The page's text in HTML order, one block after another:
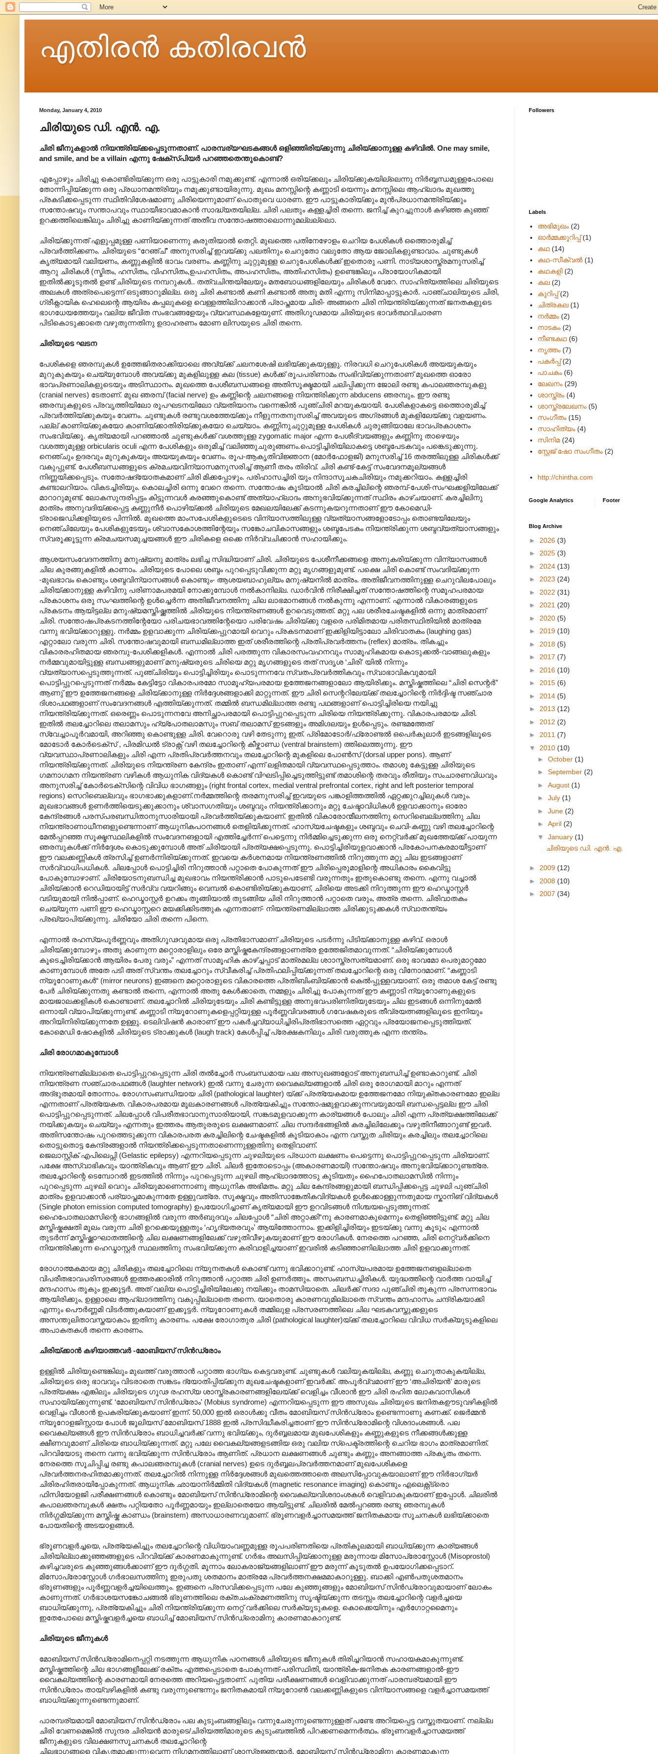
എതിരന്‍ കതിരവന്‍
Monday, January 4, 2010
ചിരിയുടെ ഡി. എൻ. എ.
ചിരി ജീനുകളാൽ നിയന്ത്രിയ്ക്കപ്പെടുന്നതാണ്. പാരമ്പര്യഘടകങ്ങൾ ഒളിഞ്ഞിരിയ്ക്കുന്നു ചിരിയ്ക്കാനുള്ള കഴിവിൽ. One may smile,
and smile, and be a villain എന്നു ഷേക്സ്പിയർ പറഞ്ഞതെന്തുകൊണ്ട്?
എപ്പോഴും ചിരിച്ചു കൊണ്ടിരിയ്ക്കുന്ന ഒരു പാട്ടുകാരി നമുക്കുണ്ട്. എന്നാൽ ഒരിയ്ക്കലും ചിരിയ്ക്കുകയില്ലെന്നു നിർബ്ബന്ധമുള്ളപോലെ
തോന്നിപ്പിയ്ക്കുന്ന ഒരു പ്രധാനമന്ത്രിയും നമുക്കുണ്ടായിരുന്നു. മുഖം മനസ്സിന്റെ കണ്ണാടി യെന്നും മനസ്സിലെ ആഹ്ലാദം മുഖത്തു
പ്രകടിക്കപ്പെടുന്ന സ്ഥിതിവിശേഷമാണു ചിരിയെന്നുമാണ് പൊതുവെ ധാരണ. ഈ പാട്ടുകാരിയ്ക്കും മുൻപ്രധാനമന്ത്രിയ്ക്കും
സന്തോഷവും സന്താപവും സ്ഥായീഭാവമാകാൻ സാദ്ധ്യതയില്ല. ചിരി പലതും കള്ളച്ചിരി തന്നെ. ജനിച്ച് കുറച്ചുനാൾ കഴിഞ്ഞ കുഞ്ഞ്
ഉറക്കത്തിലെങ്കിലും ചിരിച്ചു കാണിയ്ക്കുന്നത് അതീവ സന്തോഷത്താലൊന്നുമല്ലല്ലൊ.
ചിരിയ്ക്കുന്നത് എളുപ്പമുള്ള പണിയാണെന്നു കരുതിയാൽ തെറ്റി. മുഖത്തെ പതിനേഴോളം ചെറിയ പേശികൾ ഒത്തൊരുമിച്ച്
പ്രവർത്തിക്കണം. ചിരിയുടെ “റേഞ്ച്” അനുസരിച്ച് ഇവയ്ക്കു പലതിനും ചെറുതോ വലുതോ ആയ ജോലികളുണ്ടാവാം. ചുണ്ടുകൾ
കൃത്യമായി വലിയണം, കണ്ണുകളിൽ ഭാവം വരണം. കണ്ണിനു ചുറ്റുമുള്ള ചെറുപേശികൾക്ക് ഇതൊരു പണി. നാട്യശാസ്ത്രമനുസരിച്ച്
ആറു ചിരികൾ (സ്മിതം, ഹസിതം, വിഹസിതം,ഉപഹസിതം, അപഹസിതം, അതിഹസിതം) ഉണ്ടെങ്കിലും പ്രായോഗികമായി
ഇതിൽക്കൂടുതൽ ഉണ്ട് ചിരിയുടെ നമ്പറുകൾ.. തത്വചിന്തയിലേയും മതബോധങ്ങളിലേയും ചിരികൾ വേറേ. സാഹിത്യത്തിലെ ചിരിയുടെ
അലകൾ അത്രപെട്ടെന്ന് ഒടുങ്ങാറുമില്ല. ഒരു ചിരി കണ്ടാ‍ൽ കണി കണ്ടാ‍ൽ അതു മതി എന്നു സിനിമാപ്പാട്ടുകാർ. പാഞ്ചാലിയുടെ ചിരി,
ഗ്രീക്നാ‍യിക ഹെലെന്റെ ആയിരം കപ്പലുകളെ വെള്ളത്തിലിറാക്കാൻ പ്രാപ്തമായ ചിരി- അങ്ങനെ ചിരി നിയന്ത്രിയ്ക്കുന്നത് ജനതകളുടെ
ഭാഗധേയത്തേയും വലിയ ജീവിത സംഭവങ്ങളേയും വ്യവസ്ഥകളേയുണ്. അതിഗൂഢമായ ചിരിയുടെ ഭാവർത്ഥവിചാരണ
പിടികൊടുക്കാതെ വഴുതുന്നതിനു ഉദാഹരണം മോണ ലിസയുടെ ചിരി തന്നെ.
ചിരിയുടെ ഘടന
പേശികളെ ഞരമ്പുകൾ ഉത്തേജിതരാക്കിയാലെ അവ്യ്ക്ക് ചലനശേഷി ലഭിയ്ക്കുകയുള്ളു. നിരവധി ചെറുപേശികൾ അയയുകയും
മുറുകുകയും ചെയ്യുമ്പോൾ അവയ്ക്കു മുകളിലുള്ള കല (tissue) കൾക്ക് രൂപപരിണാമം സംഭിവിയ്ക്കുന്നതാണ് മുഖത്തെ ഓരോ
ഭാവപ്രണാലികളുടെയും അടിസ്ഥാനം. മുഖത്തെ പേശീബന്ധങ്ങളെ അതിസൂക്ഷ്മമായി ചലിപ്പിക്കുന്ന ജോലി രണ്ടു കപാലഞരമ്പുകളു
(cranial nerves) ടേതാണ്. മുഖ ഞരമ്പ് (facial nerve) ഉം കണ്ണിന്റെ ചലനങ്ങളെ നിയന്ത്രിക്കുന്ന abducens ഞരമ്പും. ഈ രണ്ടു
ഞരമ്പുകളുടെ പ്രവൃത്തിയിലോ രൂപഘടനയിലോ വ്യതിയാനം വന്നെങ്കിൽ പുഞ്ചിരി മറയുകയായി. പേശികളാകട്ടെ ഒത്തൊരുമിച്ച്
പ്രവർത്തിയ്ക്കുകയും വേണം. ചുണ്ടുകൾ രണ്ടുവശത്തേയ്ക്കും നീളുന്നതനുസരിച്ച് അവയുടെ അഗ്രങ്ങൾ മുകളിലേയ്ക്കു വളയണം.
പല്ല് കാണിയ്ക്കുകയോ കാണിയ്ക്കാതിരിയ്ക്കുകയോ ചെയ്യാം. കണ്ണിനുചുറ്റുമുള്ള പേശികൾ ചുരുങ്ങിയാലേ ഭാവപ്രകാശനം
സംഭവിയ്ക്കൂ. കൃത്യമായി പറഞ്ഞാൽ ചുണ്ടുകൾക്ക് വശത്തുള്ള zygomatic major എന്ന പേശീദ്വയങ്ങളും കണ്ണിനു താഴെയും
വശത്തുമുള്ള orbicularis oculi എന്ന പേശികളും ഒരുമിച്ച് വലിഞ്ഞുചുരുങ്ങണം.പൊട്ടിച്ചിരിയിലാകട്ടെ ശബ്ദപേടകവും പങ്കെടുക്കുന്നു.
നെഞ്ചും ഉദരവും മുറുകുകയും അയയുകയും വേണം. രൂപ-ആകൃതിവിജ്ഞാന (മോർഫോളജി) മനുസരിച്ച് 16 തരത്തിലുള്ള ചിരികൾക്ക്
വകുപ്പുണ്ട്. പേശീബന്ധങ്ങളുടെ ക്രമചയവിന്യാസമനുസരിച്ച് ആണീ തരം തിരിവ്. ചിരി കണ്ട്-കേട്ട് സംവേദനമൂല്യങ്ങൾ
നിണ്ണയിക്കപ്പെടും. സതോഷദ്യോതകമാണ് ചിരി മിക്കപ്പോഴും. പരിഹാസച്ചിരി യും നിന്ദാസൂചകചിരിയും നമുക്കറിയാം. കള്ളച്ചിരി
കണ്ടാലറിയാം. വികടച്ചിരിയും. കൊലച്ചിരി ഒന്നു വേറെ തന്നെ. സന്തോഷം കൂടിയാൽ ചിരി കരച്ചിലിന്റെ ഞരമ്പ്-പേശി-സംഘക്കളിയിലേക്ക്
മാറാറുമുണ്ട്. ലോകസുന്ദരിപ്പട്ടം കിട്ടുന്നവൾ കരഞ്ഞുകൊണ്ട് അത്യാഹ്ലാദം അനുഭവിയ്ക്കുന്നത് സ്ഥിരം കാഴ്ചയാണ്. കരച്ചിലിനു
മാത്രം അനുവദിയ്ക്കപ്പെട്ട കണ്ണുനീർ പൊഴിയ്ക്കൽ ചിരിയുടെ മേഖലയിലേക്ക് കടന്നുകയറുന്നതാണ് ഈ കോമെഡി-
ട്രാജെഡിക്കളിയുടെ പിന്നിൽ. മുഖത്തെ മാംസപേശികളുടെടെ വിന്യാസത്തിലുള്ള വ്യത്യാസങ്ങളോടോപ്പം തൊണ്ടയിലേയും
നെഞ്ചിലേയും പേശികളുടേയും ശ്വാസകോശത്തിന്റേയും സങ്കോചവികാസങ്ങളും ശബ്ദപേടകം നിയന്ത്രിക്കുന്ന ശബ്ദവ്യത്യാസങ്ങളും
സ്വരൂക്കൂട്ടുന്ന ക്രമചയസമുച്ചയങ്ങൾ ഈ ചിരികളെ ഒക്കെ നിർവ്വചിക്കാൻ സഹായിക്കും.
ആശയസംവേദനത്തിനു മനുഷ്യനു മാത്രം ലഭിച്ച സിദ്ധിയാണ് ചിരി. ചിരിയുടെ പേശീനീക്കങ്ങളെ അനുകരിയ്ക്കുന്ന വിന്യാസങ്ങൾ
ചില കുരങ്ങുകളിൽ കാണാം. ചിരിയുടെ പോലെ ശബ്ദം പുറപ്പെടുവിക്കുന്ന മറ്റു മൃഗങ്ങളുമുണ്ട്. പക്ഷെ ചിരി കൊണ്ട് സംവദിയ്ക്കുന്ന
-മുഖഭാവം കൊണ്ടും ശബ്ദവിന്യാസങ്ങൾ കൊണ്ടും- ആശയബാഹുല്യം മനുഷ്യനിൽ മാത്രം. അതിജീവനത്തിനുള്ള ചെറുവിലപോലും
ചിരിയ്ക്കാനുള്ള കഴിവിനു പരിണാമപരമയി നോക്കുമ്പോൾ നൽകാനില്ല. ഡാർവിൻ നിരീക്ഷിച്ചത് സന്തോഷത്തിന്റെ സമൂഹപരമായ
പ്രകാശനം ഒരു സംഘത്തിന്റെ ഉൾച്ചെർന്ന അതിജീവനത്തിനു ചില ലാഭമാനങ്ങൾ നൽകുന്നു എന്നാണ്. എന്നാൽ വികാരങ്ങളുടെ
പ്രകടനം ആയിട്ടല്ല മനുഷ്യമസ്തിഷ്ക്കത്തിൽ ചിരിയുടെ നിയന്ത്രണങ്ങൾ ഉറവെടുത്തത്. മറ്റു പല ശരീരചേഷ്ടകളിൽ ഒന്നു മാത്രമാണ്
ചിരി. സന്തോഷപ്രകടനത്തിന്റേയോ പരിചയഭാവത്തിന്റേയൊ പരിവേഷം ചിരിയ്ക്കു വളരെ പരിമിതമായ പരിതസ്ഥിതിയിൽ മാത്രമേ
വന്നു ഭവിയ്ക്കാറുള്ളു. നർമ്മം ഉളവാക്കുന്ന ചിരിയ്ക്കപ്പുറമായി വെറും പ്രകടനമാണ് ഇക്കിളിയിട്ടാലോ ചിരിവാതകം (laughing gas)
എറ്റാലോ വരുന്ന ചിരി. സന്തോഷവുമായി ബന്ധമില്ലാത്ത ഇത് ശരീരത്തിന്റെ പ്രതിപ്രവർത്തനം (reflex) മാത്രം. തികച്ചും
വികാരരഹിതമായ ഞരമ്പു-പേശിക്കളികൾ. എന്നാൽ ചിരി പരത്തുന്ന വികാരസംവഹനവും സാമൂഹികമായ കൊടുക്കൽ-വാങ്ങലുകളും
നർമ്മവുമായിട്ടുള്ള ബന്ധങ്ങളുമാണ് മനുഷ്യരുടെ ചിരിയെ മറ്റു മൃഗങ്ങളുടെ തത് സദൃശ ‘ചിരി’ യിൽ നിന്നും
വ്യത്യാസപ്പെടുത്തുന്നത്. പുഞ്ചിരിയും പൊട്ടിച്ചിരിയും പൊടുന്നനവേ സ്വതപ്രവർത്തികവും സ്വാഭാവികവുമായി
പൊട്ടിപ്പുറപ്പെടുന്നത് നർമ്മം കേട്ടിട്ടോ വികാരപരമോ സാമൂഹ്യപരമായ ഉത്തേജനങ്ങളാലോ ആയിരിക്കും. മസ്തിഷ്കത്തിലെ “ചിരി സെന്റർ”
ആണു് ഈ ഉത്തേജനങ്ങളെ ചിരിയ്ക്കാനുള്ള നിർദ്ദേശങ്ങളാക്കി മാറ്റുന്നത്. ഈ ചിരി സെന്ററിലേയ്ക്ക് തലച്ചോറിന്റെ നിർദ്ദിഷ്ട സഞ്ചാര
ദിശാപഥങ്ങളാണ് സംവേദനങ്ങൾ എത്തിയ്ക്കുന്നത്. തമ്മിൽ ബന്ധമില്ലാത്ത രണ്ടു പഥങ്ങളാണ് പൊട്ടിച്ചിരിയെ നയിച്ചു
നിയന്ത്രിയ്ക്കുന്നത്. ഒരെണ്ണം പൊടുന്നനവേ അനിച്ഛാപരമായി പൊട്ടിപ്പുറപ്പെടുന്ന ചിരിയെ നിയന്ത്രിക്കുന്നു. വികാരപരമായ ചിരി.
ഇതിൽ തലച്ചോറിലെ തലാമസും ഹ്യ്പോതലാമസും സബ് തലാമസ് ഇടങ്ങളും അമിഗ്ദലയും ഉൾപ്പെടും. രണ്ടമത്തേത്
സ്വേച്ചാപൂർവമായി, അറിഞ്ഞു കൊണ്ടുള്ള ചിരി. വേറൊരു വഴി തേടുന്നു ഇത്. പ്രിമോടോർ/ഫ്രോണ്ടൽ ഒപെർകുലാർ ഇടങ്ങളിലൂടെ
മോടോർ കോർടെക്സ് , പിരമിഡൽ ട്രാക്റ്റ് വഴി തലച്ചോറിന്റെ കീഴ്കാണ്ഡ (ventral brainstem) ത്തിലെത്തുന്നു. ഈ
വ്യവസ്ഥാപ്രണാലികളും ചിരി എന്ന പ്രതിപ്രവർത്തനവും തലച്ചോറിന്റെ മുകളിലെ പോൺസ് (dorsal upper pons). ആണ്
നിയന്ത്രിയ്ക്കുന്നത്. ചിരിയുടെ നിയന്ത്രണ കേന്ദ്രം ഇതാണ് എന്ന് ലളിതമായി വ്യവസ്ഥപ്പെടുത്താം. തമാശു കേട്ടുള്ള ചിരിയുടെ
ഗമനാഗമന നിയന്ത്രണ വഴികൾ ആധുനിക വിദ്യകൾ കൊണ്ട് വിഘടിപ്പിച്ചെടുത്തിട്ടുണ്ട് തമാശിന്റെ തരവും രീതിയും സംചാരണവിധവും
അനുസരിച്ച് കോർടെക്സിന്റെ വിവിധ ഭാഗങ്ങളും (right frontal cortex, medial ventral prefrontal cortex, right and left posterior temporal
regions) സെറിബെല്ലവും ഭാ‍ഗഭാക്കുകളാണ്.നർമ്മത്തിന്റെ തരമനുസരിച്ച് ഇവയുടെ പങ്കാളിത്തത്തിൽ ഏറ്റക്കുറച്ചിലുകൾ വരും.
മുഖഭാവങ്ങൾ ഉണർത്തിയെടുക്കുക്കാനും ശ്വാസഗതിയും ശബ്ദവും നിയന്ത്രിക്കാനും മറ്റു ചേഷ്ടാവിധികൾ ഉളവാക്കാനും ഓരോ
കേന്ദ്രങ്ങൾ പരസ്പരബന്ധിതാനുസാരിയായി പ്രവർത്തിയ്ക്കുകയാണ്. ഇതിൽ വികാരോന്മീലനത്തിനു സെറിബെല്ലത്തിനു ചില
നിയന്ത്രാണാധീനങളുണ്ടെന്നാണ് ആധുനികപഠനങ്ങൾ തെളിയിക്കുന്നത്. ഹാസ്യചേഷ്ടകളും ശബ്ദവും ചെവി-കണ്ണു വഴി തലച്ചോറിന്റെ
മേൽ‌പ്പറഞ്ഞ സൂക്ഷ്മസ്ഥലികളിൽ സംവേദനങളായി എത്തിച്ചേർന്ന് പെട്ടെന്നു നിർമ്മിച്ചെടുക്കുന്ന ഒരു നെറ്റ്വർക്ക് മുഖത്തേയ്ക്ക് പായുന്ന
ഞരമ്പുകൾക്ക് നിർദ്ദേശം കൊടുക്കുമ്പോൾ അത് ചിരിയായി പ്രത്യക്ഷപ്പെടുന്നു. പൊട്ടിച്ചിരിയുളവാക്കാൻ പ്രകോപനകരമായീട്ടാണ്
ഈ വലക്കണ്ണികൾ ത്രസിച്ച് ഉണർന്നിരിയ്ക്കുന്നത്. ഇവയെ കർശനമായ നിയന്ത്രണത്തിൽ നിറുത്തുന്ന മറ്റു ചില ഇടങ്ങളാണ്
സർവ്വാധിപധികൾ. ചിലപ്പോൾ പൊട്ടിച്ചിരി നിറുത്താൻ പറ്റാതെ പോകുന്നത് ഈ ചിരിപ്പെരുമാളിന്റെ അധികാരം കൈവിട്ടു
പോകുമ്പോഴാണ്. ചിരിയോടനുബന്ധിച്ച മുഖഭാവം നിയന്ത്രിക്കാൻ പാടുപെടേണ്ടി വരുന്നതും ഇതുകൊണ്ടു തന്നെ. എന്നു വച്ചാൽ
ചിരിയ്ക്കാൻ റെഡിയായിട്ട് സർവ്വ വയറിങ്ങും വെമ്പൽ കൊണ്ടിരിയ്ക്കുകയാണ്, ചിരിയെ അടക്കി നിറുത്തുന്ന ഈ ഹെഡ്മാസ്റ്റർ
വടിയുമായി നിൽ‌പ്പാണ്. ഹെഡ്മാസ്റ്റർ ഉറക്കം തൂങ്ങിയാൽ തുടങ്ങിയ ചിരി നിറുത്താൻ പറ്റാതെ വരും, അത്ര തന്നെ. ചിരിവാതകം
ചെയ്യുന്ന പണി ഈ ഹെഡ്മാസ്റ്ററെ മയക്കിക്കിടത്തുക എന്നതാണ്- നിയന്ത്രണമില്ലാത്ത ചിരിക്കുടുക്കകൾ സ്വാതന്ത്യം
പ്രഖ്യാ‍പിയ്ക്കുന്നു. ചിരിയോ ചിരി തന്നെ പിന്നെ.
എന്നാൽ രഹസ്യപൂർണ്ണവും അതിഗൂഢവുമായ ഒരു പ്രതിഭാസമാണ് ചിരിയുടെ പടർന്നു പിടിയ്ക്കാനുള്ള കഴിവ്. ഒരാൾ
ചിരിയ്ക്കുമ്പോഴും അതു കാണുന്ന മറ്റൊരാളിലും ഒരേ മസ്തിഷ്കകേന്ദ്രങ്ങളാണത്രേ ഉത്തേജിതമാവുന്നത്. “ചിരിയ്ക്കുമ്പോൾ
കൂടെച്ചിരിയ്ക്കാൻ ആയിരം പേരു വരും” എന്നത് സാമൂഹിക കാഴ്ച്ചപ്പാട് മാത്രമല്ല ശാ‍ാസ്ത്രസത്യമാണ്. ഒരു ഭാവമോ പെരുമാറ്റമോ
കാണുമ്പോൾ അതേ പടി അത് സ്വന്തം തലച്ചോറും സ്വീകരിച്ച് പ്രതിഫലിപ്പിയ്ക്കുന്നത് തലച്ചോറിന്റെ ഒരു വിനോദമാണ്. “കണ്ണാടി
ന്യൂറോണുകൾ“ (mirror neurons) ഇങ്ങനെ മറ്റൊരാളുടെ വികാരത്തെ പ്രതിബിംബിയ്ക്കാൻ കെൽ‌പ്പുള്ളവയാണ്. ഒരു തമാശ കേട്ട് രണ്ടു
പേർ ചിരിയ്ക്കുന്നതു കണ്ടാൽ തന്നെ, എന്നാൽ അതു കേൾക്കാതെ, നമ്മളും ചിരിച്ചു പോകുന്നത് ഈ കണ്ണാടി ന്യൂറോണുകളുടെ
മായജാലക്കളികൾ കൊണ്ടാണ്. തലച്ചോറിൽ ചിരിയുടേയും ചിരി കണ്ടിട്ടുള്ള അനുഭവപരിണിതിയുടേയും ചില ഇടങ്ങൾ ഒന്നിനുമേൽ
ഒന്നാ‍യി വ്യാപിയ്ക്കുന്നുണ്ട്. കണ്ണാടി ന്യൂറോണുകളെപ്പറ്റിയുള്ള പൂർണ്ണവിവരങ്ങൾ ഗവേഷകരുടെ തീവ്രയത്നങ്ങളിലൂടെ ഇനിയും
അറിയിനിരിയ്ക്കുന്നതേ ഉള്ളു. ടെലിവിഷൻ കാരാണ് ഈ പകർച്ചവ്യാധിച്ചിരിപ്രതിഭാസത്തെ ഏറ്റവും പ്രയോജനപ്പെടുത്തിയത്.
കോമെഡി ഷോകളിൽ ചിരിയുടെ ട്രാക്കുകൾ (laugh track) കേൾ‌പ്പിച്ച് പ്രേക്ഷകനിലും ചിരി വരുത്തുക എന്ന തന്ത്രം.
ചിരി രോഗമാകുമ്പോൾ
നിയന്ത്രണമില്ലാതെ പൊട്ടിപ്പുറപ്പെടുന്ന ചിരി തൽച്ചോർ സംബന്ധമായ പല അസുഖങ്ങളോട് അനുബന്ധിച്ച് ഉണ്ടാകാറുണ്ട്. ചിരി
നിയന്ത്രണ സഞ്ചാരപഥങ്ങൾ (laughter network) ഇൽ വന്നു ചേരുന്ന വൈകല്യങ്ങളാൽ ചിരി ഒരു രോഗമായി മാറും എന്നത്
അദ്ഭുതമായി തോന്നാം. രോഗസംബന്ധിയായ ചിരി (pathological laughter) യ്ക്ക് പ്രത്യേകമായ ഉത്തേജനമോ നിയുക്തകാരണമോ ഇല്ല
എന്നതാണ് പ്രത്യേകത. വികാരപരമായ മൂലകാരണങ്ങൾ പ്രത്യേകിച്ചും സന്തോഷമുളവാക്കുന്നവയുമായി ബന്ധപ്പെട്ടല്ല ഈ ചിരി
പൊട്ടിപ്പുറപ്പെടുന്നത്. ചിലപ്പോൾ വിപരീതഭാവാനുസാരിയായി, സങ്കടമുളവാക്കുന്ന കാര്യങ്ങൾ പോലും ചിരി എന്ന പ്രത്യക്ഷത്തിലേക്ക്
നയിക്കുകയും ചെയ്യും എന്നതും ഇത്തരം ആതുരരുടെ ലക്ഷണമാണ്. ചില സന്ദർഭങ്ങളിൽ കരച്ചിലിലേക്കും വഴുതിനീങ്ങാറുണ്ട് ഇവർ.
അതിസന്തോഷം പുറത്തെടുക്കുന്ന വികാരപരത കരച്ചിലിന്റെ ചേഷ്ടകളിൽ കൂടിയാകാം എന്ന വസ്തുത ചിരിയും കരച്ചിലും തലച്ചോറിലെ
തൊട്ടുതൊട്ട കേന്ദ്രങ്ങളാൽ നിയന്ത്രിക്കപ്പെടുന്നതാണെന്നുള്ളതിനു തെളിവാണ്.
ജെലാസ്റ്റിക് എപിലെപ്സി (Gelastic epilepsy) എന്നറിയപ്പെടുന്ന ചുഴലിയുടെ പ്രധാന ലക്ഷണം പെട്ടെന്നു പൊട്ടിപ്പുറപ്പെടുന്ന ചിരിയാണ്.
പക്ഷേ അസ്വാഭികവും യാന്ത്രികവും ആണ് ഈ ചിരി. ചിലർ ഇതോടൊപ്പം (അകാരണമായി) സന്തോഷവും അനുഭവിയ്ക്കാറുണ്ടത്രേ.
തലച്ചോറിന്റെ ടെമ്പോറൽ ഇടത്തിൽ നിന്നും പുറപ്പെടുന്ന ചുഴലി ആഹ്ലാദത്തോടു കൂടിയതും ഹൈപോതലാമസിൽ നിന്നും
പുറപ്പെടുന്ന ചുഴലി വെറും ചിരിയുമാണെന്നാണു ആധുനിക അഭിമതം. മറ്റു ചില കേന്ദ്രങ്ങളുമായി ബന്ധിപ്പിക്കപ്പെട്ട ചുഴലി പുഞ്ചിരി
മാത്രം ഉളവാക്കാൻ പര്യാപ്തമാകുന്നതേ ഉള്ളുവത്രേ. സൂക്ഷ്മവും അതിസാങ്കേതികവിദ്യകൾ ഉൾക്കൊള്ളുന്നതുമായ സ്കാനിങ് വിദ്യകൾ
(Single photon emission computed tomography) ഉപയോഗിച്ചാണ് കൃത്യമായി ഈ ഉറവിടങ്ങൾ നിശ്ചയപ്പെടുത്തുന്നത്.
ഹൈപോതലാമസിന്റെ ഭാഗങ്ങളിൽ വരുന്ന അർബുദവും ചിലപ്പോൾ “ചിരി അറ്റാക്കി“നു കാരണമാകുമെന്നും തെളിഞ്ഞിട്ടുണ്ട്. മറ്റു ചില
മസ്തിഷ്കക്ഷതി മൂലം വരുന്ന ചിരി ഉറക്കെയുള്ളതും ‘ഹൃദ്യതരവും’ ആയിത്തോന്നാം. ഇക്കിളിച്ചിരിയും ഇടയ്ക്കു വന്നു കൂടും; എന്നാൽ
തുടർന്ന് മസ്തിഷ്ക്കാഘാതത്തിന്റെ ചില ലക്ഷണങ്ങളിലേക്ക് വഴുതിവീഴുകയുമാണ് ഈ രോഗികൾ. നേരത്തെ പറഞ്ഞ, ചിരി നെറ്റ്വർക്കിനെ
നിയന്ത്രിക്കുന്ന ഹെഡ്മാസ്റ്റർ സ്ഥലത്തിനു സംഭവിയ്ക്കുന്ന കരിവാളിച്ചയാണ് ഇവരിൽ കടിഞ്ഞാണില്ലാത്ത ചിരി ഉളവാക്കുന്നത്.
രോഗാത്മകമായ മറ്റു ചിരികളും തലച്ചോറിലെ ന്യൂനതകൾ കൊണ്ട് വന്നു ഭവിക്കാറുണ്ട്. ഹാസ്യപരമായ ഉത്തേജനങളല്ലാതെ
വിപരീതഭാവപരിസരങ്ങൾ ഇത്തരക്കാരിൽ നിറുത്താൻ പറ്റാത്ത ചിരി ഉണർത്തും. അസംബന്ധച്ചിരികൾ. യുദ്ധത്തിന്റെ വാർത്ത വായിച്ച്
മന്ദഹാ‍സം തൂകും ഇക്കൂട്ടർ. അത് വലിയ പൊട്ടിച്ചിരിയിലേക്കു നയിക്കും താമസിയാതെ. ചിലർക്ക് സദാ പുഞ്ചിരി തൂകുന്ന പ്രസന്നഭാവം
ആയിരിക്കും, ഉള്ളാലെ ആഹ്ലാദത്തിനു വകുപ്പില്ലാതെ തന്നെ. യാ‍തൊരു കാരണവുമില്ലാതെ സ്വന്തം മന്ദഹാ‍സം ചന്ദ്രികയാക്കി
എന്നും പൌർണ്ണമി വിടർത്തുകയാണ് ഇക്കൂട്ടർ. ന്യൂറോണുകൾ തമ്മിലുള പ്രസരണത്തിലെ ചില ഘടകവസ്തുക്കളുടെ
അസന്തുലിതാവസ്തയാകാം ഇതിനു കാരണം. പക്ഷേ രോഗാതുര ചിരി (pathological laughter)യ്ക്ക് തലച്ചോറിലെ വിവിധ സർക്യൂടുകളിലെ
അപാകതകൾ തന്നെ കാരണം.
ചിരിയ്ക്കാൻ കഴിയാത്തവർ -മോബിയസ് സിൻഡ്രോം
ഉള്ളിൽ ചിരിയുണ്ടെങ്കിലും മുഖത്ത് വരുത്താൻ പറ്റാത്ത ഭാഗ്യം കെട്ടവരുണ്ട്. ചുണ്ടുകൾ വലിയുകയില്ല, കണ്ണു ചെറുതാകുകയില്ല,
ചിരിയുടെ ഒരു ഭാവവും വിടരാതെ സങ്കടം ദ്യോതിപ്പിയ്ക്കുന മുഖചേഷ്ടകളാണ് ഇവർക്ക്. അപൂർവ്വമാണ് ഈ ‘അചിരിയൻ’ മാരുടെ
പ്രത്യക്ഷം എങ്കിലും ചിരിയുടെ ഗൂഢ രഹസ്യ ശാസ്ത്രകാരണങ്ങളിലേയ്ക്ക് വെളിച്ചം വീശാൻ ഈ ചിരി രഹിത ലോകവാസികൾ
സഹായിയ്ക്കുന്നുണ്ട്. ‘മോബിയസ് സിൻഡ്രോം’ (Mobius syndrome) എന്നറിയപ്പെടുന്ന ഈ അസുഖം ചിരിയുടെ ജനിതകഊടുവഴികളിൽ
വെളിച്ചം വീശാൻ ഉപകരിയ്ക്കുകയാണ് ഇന്ന്. 50,000 ഇൽ ഒരാൾക്കു വീതം മോബിയസ് സിൻഡ്രോം ഉണ്ടെന്നാണു കണക്ക്. ജെർമ്മൻ
ന്യൂറോളജിസ്റ്റായ പോൾ ജൂലിയസ് മോബിയസ് 1888 ഇൽ പ്രസിദ്ധീകരിച്ചതാണ് ഈ സിൻഡ്രോമിന്റെ വിശദാംശങ്ങൾ. പല
വൈകല്യങ്ങൾ ഈ സിൻഡ്രോം ബാധിച്ചവർക്ക് വന്നു ഭവിയ്ക്കും, ദുർബ്ബലമായ മുഖപേശികളും കണ്ണുകളുടെ നീക്കങ്ങൾക്കുള്ള
ക്ഷീണവുമാണ് ചിരിയെ ബാധിയ്ക്കുന്നത്. മറ്റു പലേ വൈകല്യങ്ങളടങ്ങിയ ഒരു വലിയ സ്പെക്ട്രത്തിന്റെ ചെറിയ ഭാഗം മാത്രമാണിത്.
പിറവിയോടു തന്നെ വന്നു ഭവിയ്ക്കുന്ന സിൻഡ്രോം ആണിത്. പ്രധാന ലക്ഷണങ്ങൾ ചുണ്ടും കണ്ണും അനങ്ങാത്ത പ്രകൃതം തന്നെ.
നേരത്തെ സൂചിപ്പിച്ച രണ്ടു കപാലഞരമ്പുകൾ (cranial nerves) ഉടെ ദുർബ്ബലപ്രവർത്തനമാണ് മുഖപേശികളെ
പ്രവർത്തനരഹിതമാക്കുന്നത്. തലച്ചോറിൽ നിന്നുള്ള നിർദ്ദേശങ്ങൾ മുഖത്തെത്താതെ അലസിപ്പോവുകയാലാണ് ഈ നിർഭാഗ്യർ
ചിരിരഹിതരായിപ്പോകുന്നത്. ആധുനിക ഛായാനിർമ്മിതി വിദ്യകൾ (magnetic resonance imaging) കൊണ്ടും എലെക്റ്റ്ട്രൊ
ഫിസിയോളജി പരീക്ഷണങ്ങൾ കൊണ്ടും മോബിയസ് സിൻഡ്രോമിന്റെ വൈകല്യവിശദാംശകൾ വെളിവാകുകയാണ് ഇപ്പോൾ. ചിലരിൽ
കപാലഞരമ്പുകൾ ക്ഷതം പറ്റിയതോ പൂർണ്ണമായും ഇല്ലാതെയോ ആയിട്ടുണ്ട്. ചിലരിൽ മേൽ‌പ്പറഞ്ഞ രണ്ടു ഞരമ്പുകൾ
നിർഗ്ഗമിയ്ക്കുന്ന മസ്തിഷ്ക കാണ്ഡം (brainstem) അസാധാരണവുമാണ്. ഭ്രൂണവളർച്ചാസമയത്ത് ജനിതകമായ സൂചനകൾ ലഭിയ്ക്കാതെ
പോയതിന്റെ അടയാളങ്ങൾ.
ഭ്രൂണവളർച്ചയെ, പ്രത്യേകിച്ചും തലച്ചോറിന്റെ വിധിയാംവണ്ണമുള്ള രൂപപരിണതിയെ പ്രതികൂലമായി ബാധിയ്ക്കുന്ന കാര്യങ്ങൾ
ചിരിയില്ലാക്കുഞ്ഞങ്ങളുടെ പിറവിയ്ക്ക് കാരണമാകുന്നുണ്ട്. ഗർഭം അലസിപ്പിയ്ക്കാനുള്ള മരുന്നായ മിസോപ്രോസ്റ്റോൾ (Misoprostol)
കഴിച്ചവരുടെ കുഞ്ഞുങ്ങൾക്കാണ് ഈ ദുർഗ്ഗതി. മൂന്നാം ലോകരാജ്യങ്ങളിലാണ് ഈ മരുന്ന് കൂടുതൽ ഉപയോഗിക്കപ്പെടാറ്.
മിസോപ്രോസ്റ്റോൾ ഗർഭാലസത്തിനു ഇരുപതു ശതമാനം മാത്രമേ പ്രവർത്തനക്ഷമമാകാറുള്ളു. ബാക്കി എൺപതുശതമാനം
ഭ്രൂണങ്ങളും പൂർണ്ണവളർച്ചയിലെത്തും. ഇങ്ങനെ പ്രസവിക്കപ്പെടുന്ന പലേ കുഞ്ഞുങ്ങളും മോബിയസ് സിൻഡ്രോവുമായാണ് ലോകം
കാണുന്നത്. ഗർഭാശയസങ്കോചങ്ങൽ ഭ്രൂണത്തിലെ രക്തചംക്രമണത്തിനു സൃഷ്ടിയ്ക്കുന്ന തടസ്സം തലച്ചോറിന്റെ വളർച്ചയെ
ബാധിയ്ക്കുന്നു, പ്രത്യേകിച്ചും ചിരി നിയന്ത്രിയ്ക്കുന്ന നെറ്റ് വർക്കിലെ സർക്യൂടുകളെ. കൊക്കെയിനും എർഗോറ്റമൈനും
ഇതേപോലെ മസ്തിഷ്കവളർച്ചയെ ബാധിച്ച് മോബിയസ് സിൻഡ്രൊമിനു കാരണമാകാറുണ്ട്.
ചിരിയുടെ ജീനുകൾ
മോബിയസ് സിൻഡ്രോമിനെപ്പറ്റി നടത്തുന്ന ആധുനിക പഠനങ്ങൾ ചിരിയുടെ ജീനുകൾ തിരിച്ചറിയാൻ സഹായകമാകുന്നുണ്ട്.
മസ്തിഷ്കത്തിന്റെ ചില ഭാഗങ്ങളീലേക്ക് രക്തം എത്തപ്പെടാതെ പോകുന്നത്-പരിസ്ഥിതി, യാന്ത്രിക-ജനിതക കാരണങ്ങളാൽ-ഈ
വൈകല്യത്തിന്റെ കാരണമായി നേരത്തെ അറിയപ്പെട്ടതാണ്. പുതിയ പരീക്ഷണങ്ങൾ വെളിവാക്കുന്നത് പാരമ്പര്യമായി ഈ
സിൻഡ്രോം തായ്‌വഴികളിൽ കണ്ടു വരുന്നുണ്ടെന്നും ജനിതകമായി ന്യൂറോൺ വലക്കണ്ണികളുടെ വിന്യാസങ്ങളെ വളർച്ചാസമയത്ത്
ബാധിയ്ക്കുന്നുണ്ടെന്നുമാണ്.
പാരമ്പര്യമായി മോബിയസ് സിൻഡ്രോം പല കുടുംബങ്ങളിലും വന്നുചേരുന്നുണ്ടെന്നുള്ളത് പണ്ടേ അറിയപ്പെട്ട വസ്തുതയാണ്. നല്ല്ല
ചിരി വേണമെങ്കിൽ സുന്ദര ചിരിയൻ മാരുടെ/ചിരിയത്തിമാരുടെ കുടുംബത്തിൽ പിറക്കണമെന്നർത്ഥം. ഭ്രൂണവളർച്ചാസമയത്ത്
ജീനുകളുടെ വിലക്ഷണസൂചനകൾ തലച്ചോറിന്റെ
ചിലഭാഗങ്ങളെ വികൃതമാക്കുന്നുവെന്ന നിഗമനത്തിലാണ് ശാസ്ത്രജ്ഞന്മാർ. മോബിയസ് സിൻഡ്രോമിനു കാരണമാകുന്ന
Followers
Labels
അഭിമുഖം (2)
ഓർമ്മക്കുറിപ്പ് (1)
കഥ (14)
കഥ-സീക്വല്‍ (1)
കഥകളി (2)
കല (2)
കുറിപ്പ് (2)
ചിത്രകല (1)
നർമ്മം (2)
നാടകം (2)
നീണ്ടകഥ (6)
നൃത്തം (7)
പകര്‍പ്പ് (2)
പാചകം (6)
ലേഖനം (29)
ശാസ്ത്രം (4)
ശാസ്ത്രലേഖനം (5)
സംഗീതം (15)
സാഹിത്യം (4)
സിനിമ (24)
സ്റ്റേജ് ഷോ സംഗീതം (2)
http://chintha.com
Google Analytics Footer
Blog Archive
► 2026 (3)
► 2025 (3)
► 2024 (13)
► 2023 (24)
► 2022 (31)
► 2021 (20)
► 2020 (5)
► 2019 (10)
► 2018 (5)
► 2017 (7)
► 2016 (10)
► 2015 (6)
► 2014 (5)
► 2013 (12)
► 2012 (2)
► 2011 (7)
▼ 2010 (10)
► October (1)
► September (2)
► August (1)
► July (1)
► June (2)
► April (2)
▼ January (1)
ചിരിയുടെ ഡി. എൻ. എ.
► 2009 (12)
► 2008 (10)
► 2007 (34)